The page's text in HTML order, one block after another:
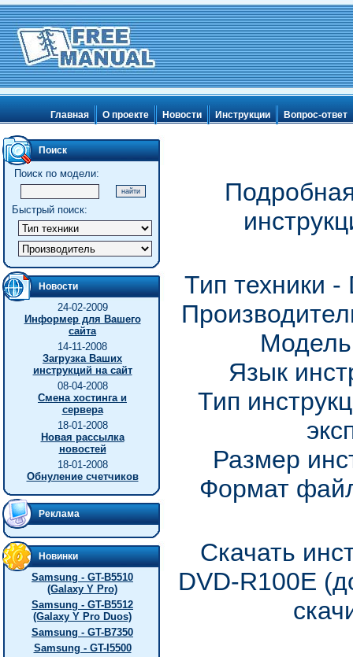
Главная О проекте Новости Инструкции Вопрос-ответ
Поиск
Поиск по модели:
Быстрый поиск:
Новости
24-02-2009
Информер для Вашего
сайта
14-11-2008
Загрузка Ваших
инструкций на сайт
08-04-2008
Смена хостинга и
сервера
18-01-2008
Новая рассылка
новостей
18-01-2008
Обнуление счетчиков
Реклама
Новинки
Samsung - GT-B5510
(Galaxy Y Pro)
Samsung - GT-B5512
(Galaxy Y Pro Duos)
Samsung - GT-B7350
Samsung - GT-I5500
Тип техники -
Язык
Тип
Размер
Формат
Скачать
DVD-R100E